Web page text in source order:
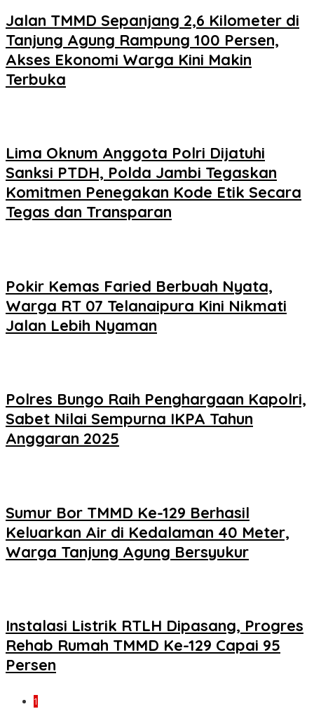
Jalan TMMD Sepanjang 2,6 Kilometer di
Tanjung Agung Rampung 100 Persen,
Akses Ekonomi Warga Kini Makin
Terbuka
Lima Oknum Anggota Polri Dijatuhi
Sanksi PTDH, Polda Jambi Tegaskan
Komitmen Penegakan Kode Etik Secara
Tegas dan Transparan
Pokir Kemas Faried Berbuah Nyata,
Warga RT 07 Telanaipura Kini Nikmati
Jalan Lebih Nyaman
Polres Bungo Raih Penghargaan Kapolri,
Sabet Nilai Sempurna IKPA Tahun
Anggaran 2025
Sumur Bor TMMD Ke-129 Berhasil
Keluarkan Air di Kedalaman 40 Meter,
Warga Tanjung Agung Bersyukur
Instalasi Listrik RTLH Dipasang, Progres
Rehab Rumah TMMD Ke-129 Capai 95
Persen
1